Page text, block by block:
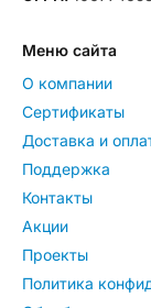
Меню сайта
О компании
Сертификаты
Доставка и
Поддержка
Контакты
Акции
Проекты
Политика